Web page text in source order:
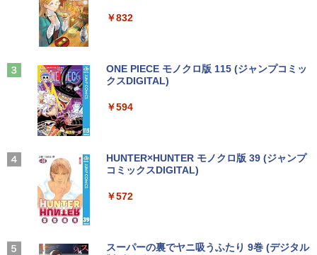
キー】富士通 LIFEBOOK A577/第7世代
ソコン/Windows11/Windows10
ei7】富士通 LIFEBOOK/Core i7/メモリ:
8GB/16GB/SSD:256GB/512GB/1TB/15.
パソコン/中古ノートパソコン/中古ノート
ニター 1ms応答 pcモニター パソコン モ
￥11,999
￥12,280
イ100Hz FHD 1080P VGA ブルーライト
￥1,375
聞ける!はじめてずかん1000 英語つき／
小学館辞典編集部
￥5,478
【特典】GIANNA HOMMES ISSUE05 co
Anker Soundcore Liberty 5 ミッドナイトブ
ラック
￥14,990
【2026年アップグレード版】AOKIMI ワイヤ
レスイヤホン bluetooth イヤホン V12 小型
るーとゅーす コードレス ENCノイズキャン
￥250
On My Road (Stadium ver.)
On My Road (Stadium ver.)
BUGS LIFE
by Amazon 天然水ラベルレス 2L×9本
￥1,117
by Amazon 炭酸水 ラベルレス 500ml ×24本
art Basic)
￥832
ONE PIECE モノクロ版 115 (ジャンプコミッ
クスDIGITAL)
￥594
HUNTER×HUNTER モノクロ版 39 (ジャンプ
コミックスDIGITAL)
￥572
スーパーの裏でヤニ吸うふたり 9巻 (デジタル